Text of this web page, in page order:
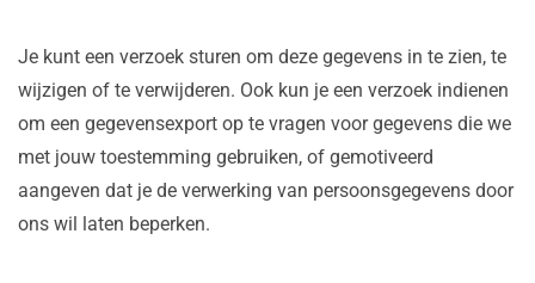
Je kunt een verzoek sturen om deze gegevens in te zien, te
wijzigen of te verwijderen. Ook kun je een verzoek indienen
om een gegevensexport op te vragen voor gegevens die we
met jouw toestemming gebruiken, of gemotiveerd
aangeven dat je de verwerking van persoonsgegevens door
ons wil laten beperken.